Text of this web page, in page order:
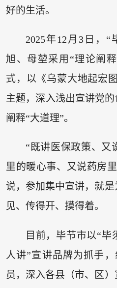
好的生活。
2025年12月3日，
旭、母堃采用“理论阐
式，以《乌蒙大地起宏
主题，深入浅出宣讲党
阐释“大道理”。
“既讲医保政策、又
里的暖心事、又说药房
说，参加集中宣讲，就
见、传得开、摸得着。
目前，毕节市以“毕
人讲”宣讲品牌为抓手
员，深入各县（市、区